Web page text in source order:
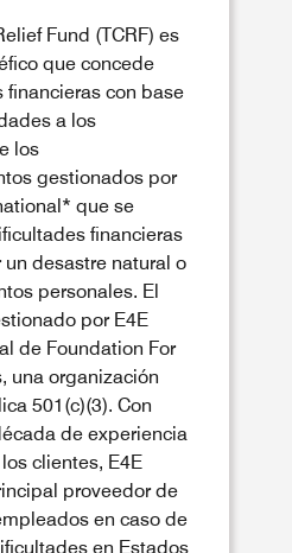
Fund (TCRF) es
que concede
financieras con base
a los
los
gestionados por
que se
financieras
desastre natural o
personales. El
por E4E
de Foundation For
una organización
501(c)(3). Con
de experiencia
clientes, E4E
proveedor de
en caso de
en Estados